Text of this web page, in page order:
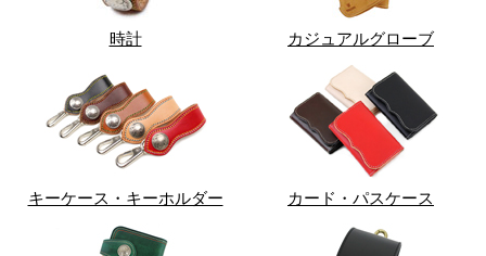
時計 カジュアルグローブ
キーケース・キーホルダー カード・パスケース